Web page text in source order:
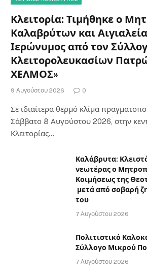
Κλειτορία: Τιμήθηκε ο
Καλαβρύτων και
Ιερώνυμος από τον
Κλειτορολευκασίων
ΧΕΛΜΟΣ»
9 Αυγούστου 2026 0
Σε ιδιαίτερα θερμό κλίμα
Σάββατο 8 Αυγούστου 2026, στην
Κλειτορίας…
Καλάβρυτα:
νεωτέρας ο
Κοιμήσεως της
μετά από σοβαρή
του
7 Αυγούστου 2026
Πολιτιστικό
Σύλλογο Μικρού
7 Αυγούστου 2026